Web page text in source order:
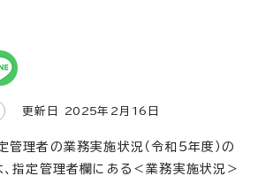
更新日 2025年2月 16 日
管理者の業務実施状況（令和5年度）の
、指定管理者欄にある＜業務実施状況＞